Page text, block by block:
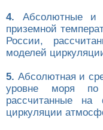
4. Абсолютные и
приземной
России,
моделей
5. Абсолютная и
уровне моря по
рассчитанные на
циркуляции